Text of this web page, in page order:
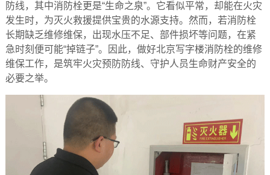
防线，其中消防栓更是“生命之泉”。它看似平常，却能在火灾
发生时，为灭火救援提供宝贵的水源支持。然而，若消防栓
长期缺乏维修维保，出现水压不足、部件损坏等问题，在紧
急时刻便可能“掉链子”。因此，做好北京写字楼消防栓的维修
维保工作，是筑牢火灾预防防线、守护人员生命财产安全的
必要之举。